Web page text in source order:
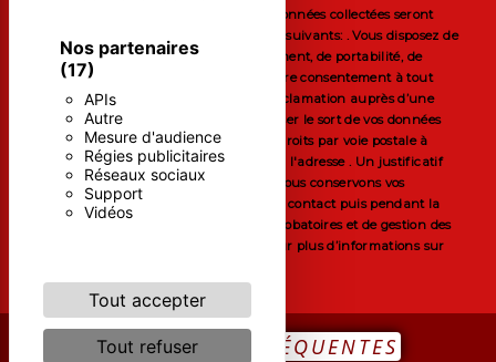
Nos partenaires
(17)
APIs
Autre
Mesure d'audience
Régies publicitaires
Réseaux sociaux
Support
Vidéos
Tout accepter
Tout refuser
but de répondre à votre message. Les données collectées seront
communiquées aux seuls destinataires suivants: . Vous disposez de
droits d’accès, de rectification, d’effacement, de portabilité, de
limitation, d’opposition, de retrait de votre consentement à tout
moment et du droit d’introduire une réclamation auprès d’une
autorité de contrôle, ainsi que d’organiser le sort de vos données
post-mortem. Vous pouvez exercer ces droits par voie postale à
l'adresse ou par courrier électronique à l'adresse . Un justificatif
d'identité pourra vous être demandé. Nous conservons vos
données pendant la période de prise de contact puis pendant la
durée de prescription légale aux fins probatoires et de gestion des
contentieux. Consultez le site cnil.fr pour plus d’informations sur
RECHERCHES FRÉQUENTES